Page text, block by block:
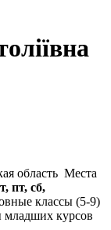
область Места
пт, сб,
классы (5-9)
младших курсов